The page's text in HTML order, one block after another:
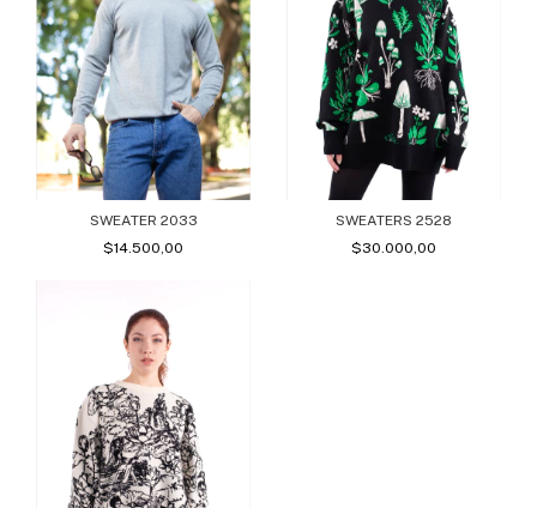
SWEATER 2033
$14.500,00
SWEATERS 2528
$30.000,00